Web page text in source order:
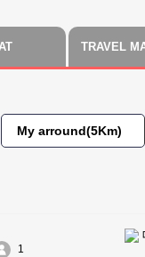
TRAVEL
My arround(5Km)
1